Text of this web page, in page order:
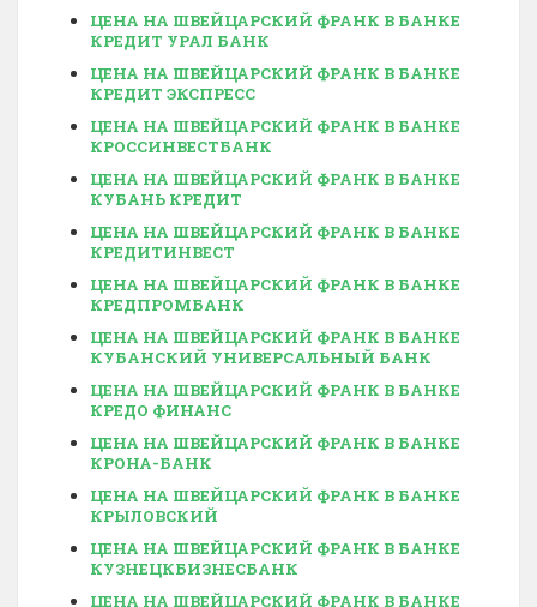
ЦЕНА НА ШВЕЙЦАРСКИЙ ФРАНК В БАНКЕ
КРЕДИТ УРАЛ БАНК
ЦЕНА НА ШВЕЙЦАРСКИЙ ФРАНК В БАНКЕ
КРЕДИТ ЭКСПРЕСС
ЦЕНА НА ШВЕЙЦАРСКИЙ ФРАНК В БАНКЕ
КРОССИНВЕСТБАНК
ЦЕНА НА ШВЕЙЦАРСКИЙ ФРАНК В БАНКЕ
КУБАНЬ КРЕДИТ
ЦЕНА НА ШВЕЙЦАРСКИЙ ФРАНК В БАНКЕ
КРЕДИТИНВЕСТ
ЦЕНА НА ШВЕЙЦАРСКИЙ ФРАНК В БАНКЕ
КРЕДПРОМБАНК
ЦЕНА НА ШВЕЙЦАРСКИЙ ФРАНК В БАНКЕ
КУБАНСКИЙ УНИВЕРСАЛЬНЫЙ БАНК
ЦЕНА НА ШВЕЙЦАРСКИЙ ФРАНК В БАНКЕ
КРЕДО ФИНАНС
ЦЕНА НА ШВЕЙЦАРСКИЙ ФРАНК В БАНКЕ
КРОНА-БАНК
ЦЕНА НА ШВЕЙЦАРСКИЙ ФРАНК В БАНКЕ
КРЫЛОВСКИЙ
ЦЕНА НА ШВЕЙЦАРСКИЙ ФРАНК В БАНКЕ
КУЗНЕЦКБИЗНЕСБАНК
ЦЕНА НА ШВЕЙЦАРСКИЙ ФРАНК В БАНКЕ